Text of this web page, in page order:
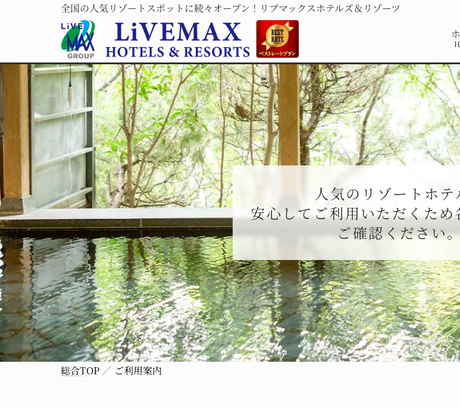
全国の人気リゾートスポットに続々オープン！リブマックスホテルズ＆リゾーツ
人気の リゾートホテ
安心してご利用いただくため
ご確認ください
総合TOP ご利用案内